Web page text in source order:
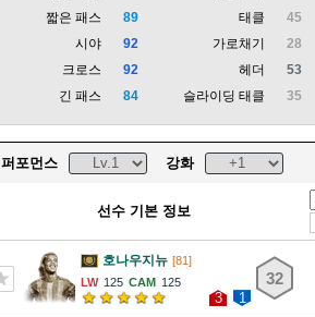
짧은 패스
89
시야
92
크로스
92
긴 패스
84
태클
45
가로채기
28
헤더
53
슬라이딩 태클
35
퍼포먼스 강화
선수 기본 정보
호나우지뉴 [81]
125
125
3 1
32